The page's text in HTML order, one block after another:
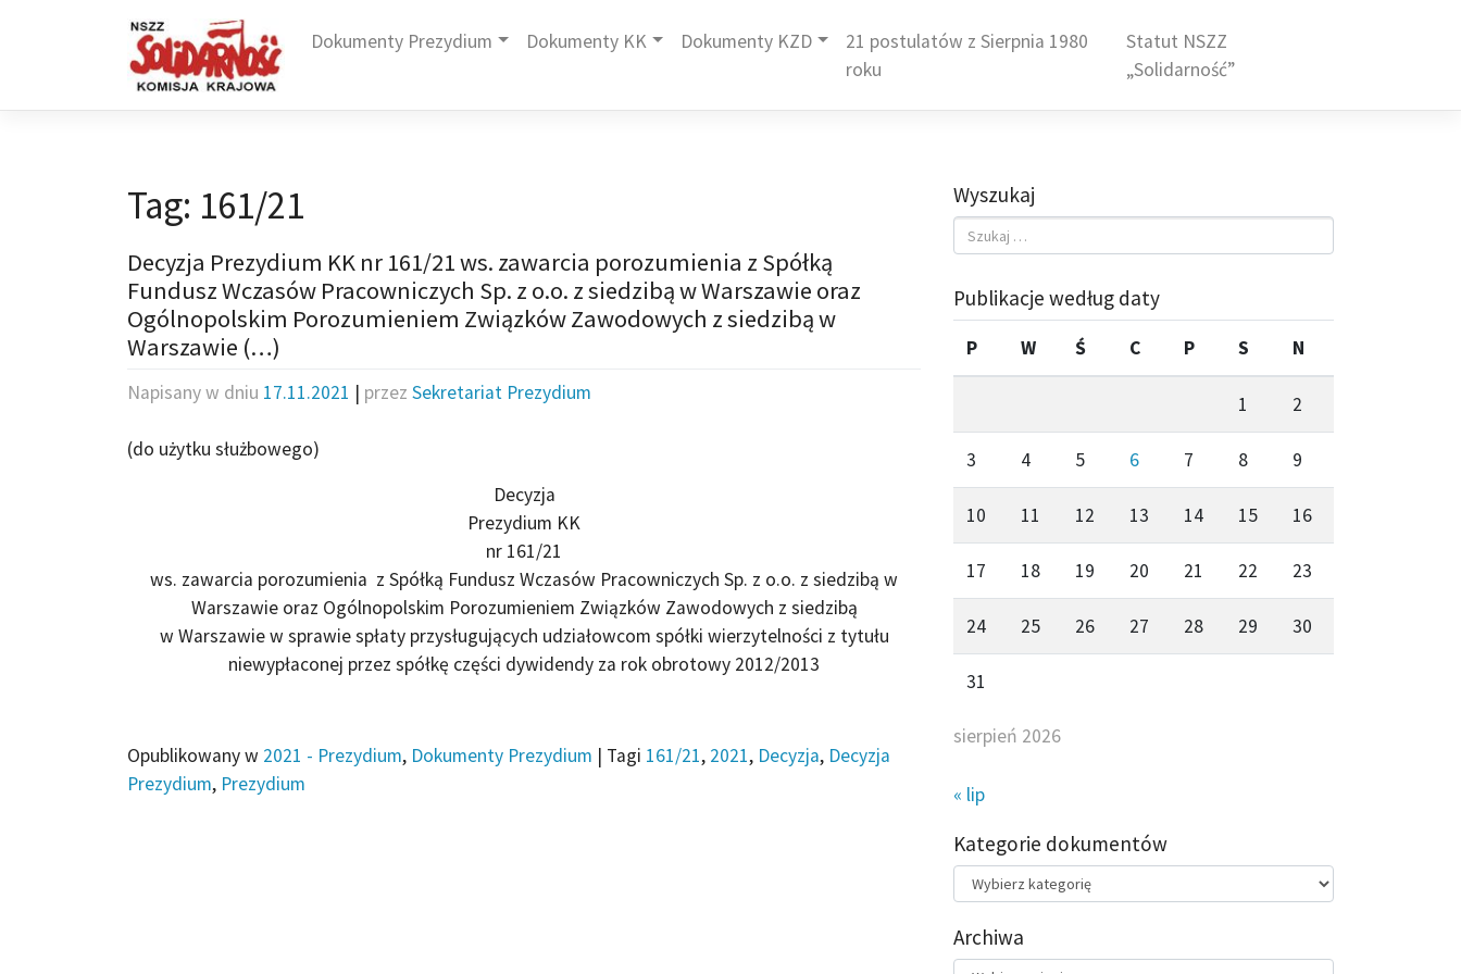
Dokumenty Prezydium Dokumenty KK Dokumenty KZD
21 postulatów z Sierpnia 1980
roku
Statut NSZZ
„Solidarność”
Tag: 161/21
Decyzja Prezydium KK nr 161/21 ws. zawarcia porozumienia z Spółką
Fundusz Wczasów Pracowniczych Sp. z o.o. z siedzibą w Warszawie oraz
Ogólnopolskim Porozumieniem Związków Zawodowych z siedzibą w
Warszawie (…)
Napisany w dniu 17.11.2021 | przez Sekretariat Prezydium
(do użytku służbowego)
Decyzja
Prezydium KK
nr 161/21
ws. zawarcia porozumienia z Spółką Fundusz Wczasów Pracowniczych Sp. z o.o. z siedzibą w
Warszawie oraz Ogólnopolskim Porozumieniem Związków Zawodowych z siedzibą
w Warszawie w sprawie spłaty przysługujących udziałowcom spółki wierzytelności z tytułu
niewypłaconej przez spółkę części dywidendy za rok obrotowy 2012/2013
Opublikowany w 2021 - Prezydium, Dokumenty Prezydium | Tagi 161/21, 2021, Decyzja, Decyzja
Prezydium, Prezydium
Wyszukaj
Publikacje według daty
sierpień 2026
P W Ś C P S N
1 2
3 4 5 6 7 8 9
10 11 12 13 14 15 16
17 18 19 20 21 22 23
24 25 26 27 28 29 30
31
« lip
Kategorie dokumentów
Kategorie
dokumentów
Archiwa
Archiwa